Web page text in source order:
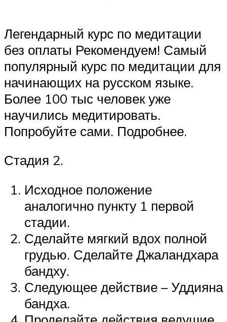
Легендарный курс по медитации
без оплаты Рекомендуем! Самый
популярный курс по медитации для
начинающих на русском языке.
Более 100 тыс человек уже
научились медитировать.
Попробуйте сами. Подробнее.
Стадия 2.
Исходное положение
аналогично пункту 1 первой
стадии.
Сделайте мягкий вдох полной
грудью. Сделайте Джаландхара
бандху.
Следующее действие – Уддияна
бандха.